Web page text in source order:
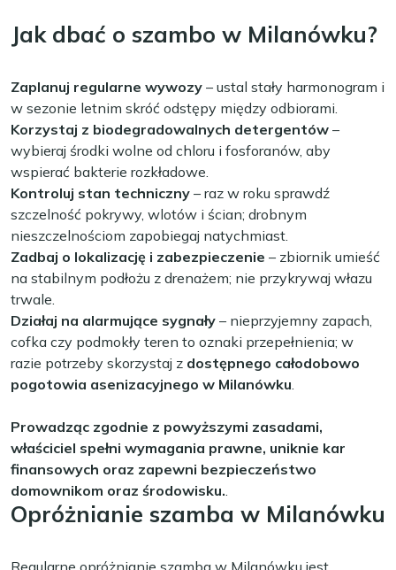
Jak dbać o szambo w Milanówku?
Zaplanuj regularne wywozy – ustal stały harmonogram i
w sezonie letnim skróć odstępy między odbiorami.
Korzystaj z biodegradowalnych detergentów –
wybieraj środki wolne od chloru i fosforanów, aby
wspierać bakterie rozkładowe.
Kontroluj stan techniczny – raz w roku sprawdź
szczelność pokrywy, wlotów i ścian; drobnym
nieszczelnościom zapobiegaj natychmiast.
Zadbaj o lokalizację i zabezpieczenie – zbiornik umieść
na stabilnym podłożu z drenażem; nie przykrywaj włazu
trwale.
Działaj na alarmujące sygnały – nieprzyjemny zapach,
cofka czy podmokły teren to oznaki przepełnienia; w
razie potrzeby skorzystaj z dostępnego całodobowo
pogotowia asenizacyjnego w Milanówku.
Prowadząc zgodnie z powyższymi zasadami,
właściciel spełni wymagania prawne, uniknie kar
finansowych oraz zapewni bezpieczeństwo
domownikom oraz środowisku..
Opróżnianie szamba w Milanówku